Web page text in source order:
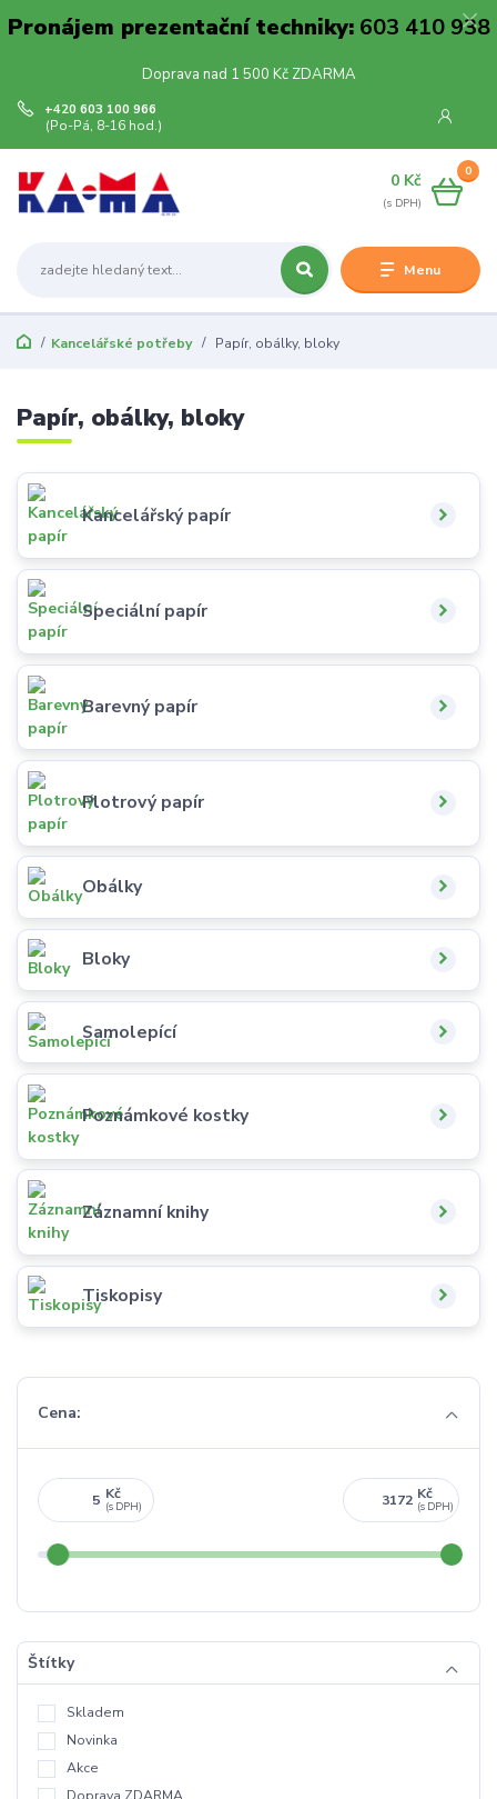
Pronájem prezentační techniky:603 410 938
Doprava nad 1 500 Kč ZDARMA
Menu
+420 603 100 966
(Po-Pá, 8-16 hod.)
0
0 Kč
Kancelářské potřeby Papír, obálky, bloky
Papír, obálky, bloky
Kancelářský papír
Speciální papír
Barevný papír
Plotrový papír
Obálky
Bloky
Samolepící
Poznámkové kostky
Záznamní knihy
Tiskopisy
Cena:
Kč Kč
Štítky
Skladem
Novinka
Akce
Doprava ZDARMA